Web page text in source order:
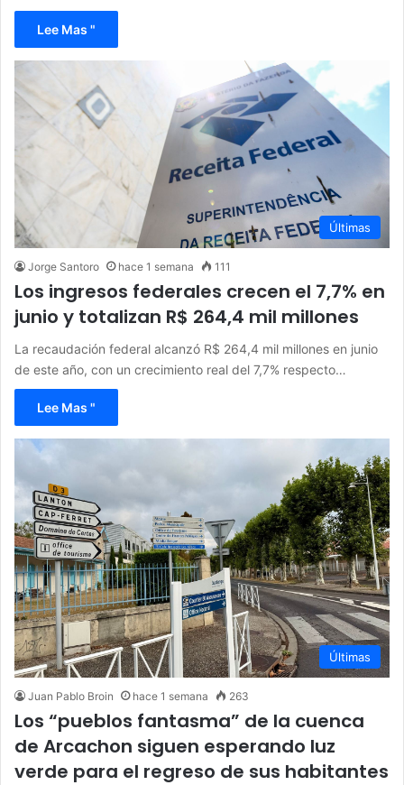
Lee Mas "
Últimas
Jorge Santoro hace 1 semana 111
Los ingresos federales crecen el 7,7% en
junio y totalizan R$ 264,4 mil millones
La recaudación federal alcanzó R$ 264,4 mil millones en junio
de este año, con un crecimiento real del 7,7% respecto…
Lee Mas "
Últimas
Juan Pablo Broin hace 1 semana 263
Los “pueblos fantasma” de la cuenca
de Arcachon siguen esperando luz
verde para el regreso de sus habitantes